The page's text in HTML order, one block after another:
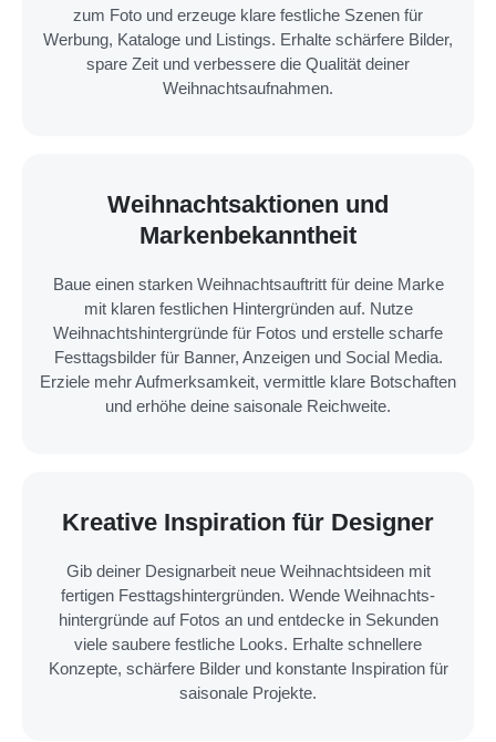
zum Foto und erzeuge klare festliche Szenen für
Werbung, Kataloge und Listings. Erhalte schärfere Bilder,
spare Zeit und verbessere die Qualität deiner
Weihnachtsaufnahmen.
Weihnachtsaktionen und
Markenbekanntheit
Baue einen starken Weihnachtsauftritt für deine Marke
mit klaren festlichen Hintergründen auf. Nutze
Weihnachts­hintergründe für Fotos und erstelle scharfe
Festtagsbilder für Banner, Anzeigen und Social Media.
Erziele mehr Aufmerksamkeit, vermittle klare Botschaften
und erhöhe deine saisonale Reichweite.
Kreative Inspiration für Designer
Gib deiner Designarbeit neue Weihnachtsideen mit
fertigen Festtags­hintergründen. Wende Weihnachts­
hintergründe auf Fotos an und entdecke in Sekunden
viele saubere festliche Looks. Erhalte schnellere
Konzepte, schärfere Bilder und konstante Inspiration für
saisonale Projekte.